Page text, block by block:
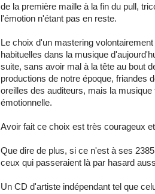
de la première maille à la fin du pull,
l'émotion n'étant pas en reste.
Le choix d'un mastering
habituelles dans la musique
suite, sans avoir mal à la tête au bout
productions de notre époque, friandes
oreilles des auditeurs, mais la
émotionnelle.
Avoir fait ce choix est très courageux
Que dire de plus, si ce n'est à ses
ceux qui passeraient là par hasard
Un CD d'artiste indépendant tel que